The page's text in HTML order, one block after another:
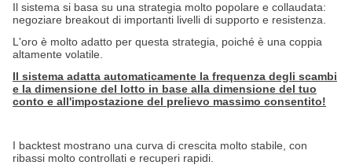
Il sistema si basa su una strategia molto popolare e collaudata:
negoziare breakout di importanti livelli di supporto e resistenza.
L'oro è molto adatto per questa strategia, poiché è una coppia
altamente volatile.
Il sistema adatta automaticamente la frequenza degli scambi
e la dimensione del lotto in base alla dimensione del tuo
conto e all'impostazione del prelievo massimo consentito!
I backtest mostrano una curva di crescita molto stabile, con
ribassi molto controllati e recuperi rapidi.